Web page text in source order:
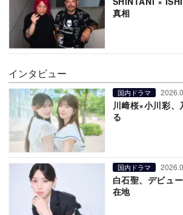
真相
インタビュー
国内ドラマ
川﨑桜×小川彩
る
国内ドラマ
白石聖、デビュ
在地